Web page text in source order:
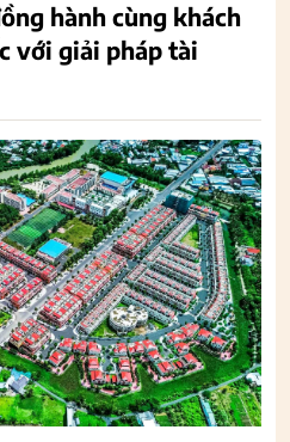
hành cùng khách
với giải pháp tài